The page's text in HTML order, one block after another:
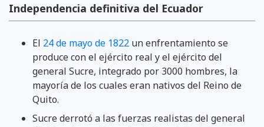
Independencia definitiva del Ecuador
El 24 de mayo de 1822 un enfrentamiento se
produce con el ejército real y el ejército del
general Sucre, integrado por 3000 hombres, la
mayoría de los cuales eran nativos del Reino de
Quito.
Sucre derrotó a las fuerzas realistas del general